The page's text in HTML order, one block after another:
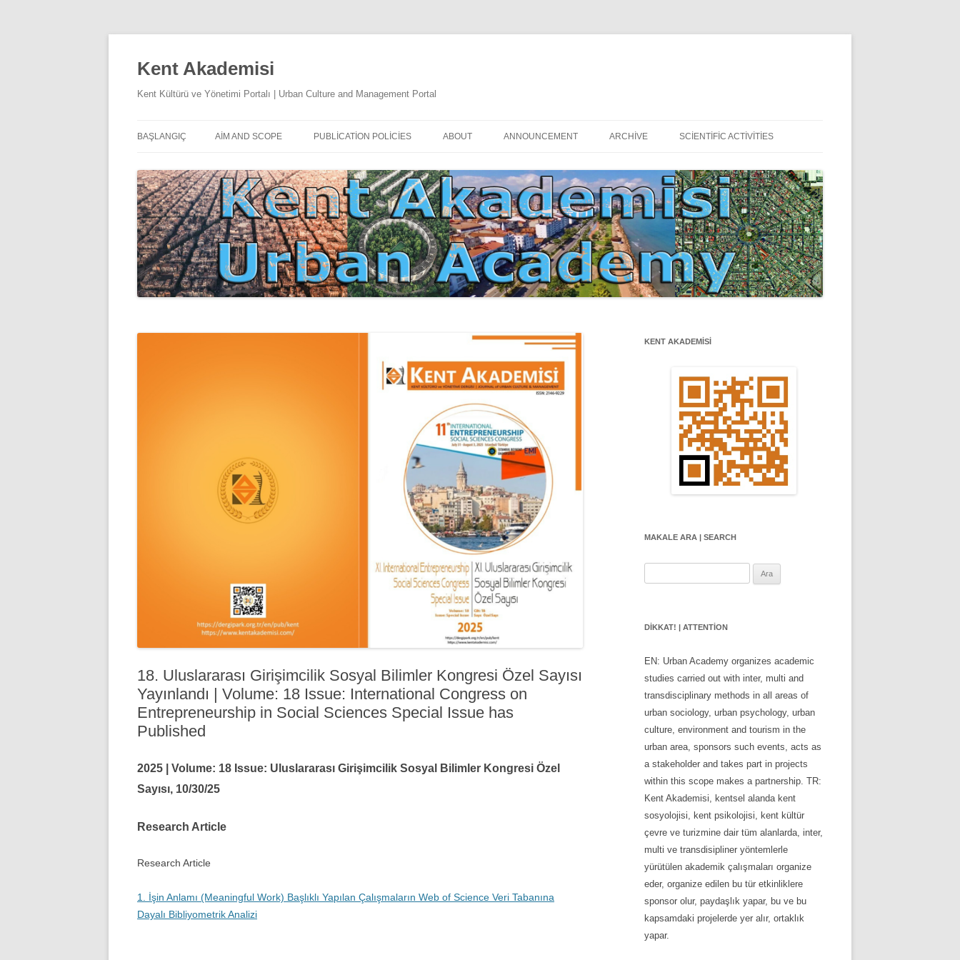
Kent Akademisi
Kent Kültürü ve Yönetimi Portalı | Urban Culture and Management Portal
BAŞLANGIÇ AIM AND SCOPE PUBLICATION POLICIES
DOCUMENTATION
YAZIM KURALLARI
SÜREÇ REHBERI | PROCESS
GUIDE
ABOUT
EDITORIAL BOARD
ETIK KURUL | ETHICAL BOARDS
İNDEKSLER
JOURNAL HISTORY | DERGI
TARIHÇESI
E-POSTA OKUMA | USER MAIL
İLETIŞIM | CONTACT US
PUBLICATION GROUP
REKLAM TARIFESI |
ADVERTISEMENT FEE
ANNOUNCEMENT ARCHIVE SCIENTIFIC ACTIVITIES
18. Uluslararası Girişimcilik Sosyal Bilimler Kongresi Özel Sayısı
Yayınlandı | Volume: 18 Issue: International Congress on
Entrepreneurship in Social Sciences Special Issue has
Published
2025 | Volume: 18 Issue: Uluslararası Girişimcilik Sosyal Bilimler Kongresi Özel
Sayısı, 10/30/25
Research Article
Research Article
1. İşin Anlamı (Meaningful Work) Başlıklı Yapılan Çalışmaların Web of Science Veri Tabanına
Dayalı Bibliyometrik Analizi
KENT AKADEMİSİ
MAKALE ARA | SEARCH
DIKKAT! | ATTENTION
EN: Urban Academy organizes academic
studies carried out with inter, multi and
transdisciplinary methods in all areas of
urban sociology, urban psychology, urban
culture, environment and tourism in the
urban area, sponsors such events, acts as
a stakeholder and takes part in projects
within this scope makes a partnership. TR:
Kent Akademisi, kentsel alanda kent
sosyolojisi, kent psikolojisi, kent kültür
çevre ve turizmine dair tüm alanlarda, inter,
multi ve transdisipliner yöntemlerle
yürütülen akademik çalışmaları organize
eder, organize edilen bu tür etkinliklere
sponsor olur, paydaşlık yapar, bu ve bu
kapsamdaki projelerde yer alır, ortaklık
yapar.